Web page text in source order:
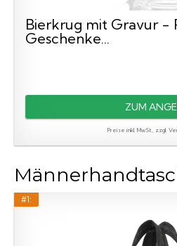
Bierkrug mit Gravur -
Geschenke...
ZUM
Preise inkl. MwSt., zzgl.
#1: